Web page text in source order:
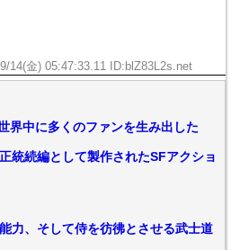
14(金) 05:47:33.11 ID:blZ83L2s.net
界中に多くのファンを生み出した
統続編として製作されたSFアクショ
力、そして侍を彷彿とさせる武士道